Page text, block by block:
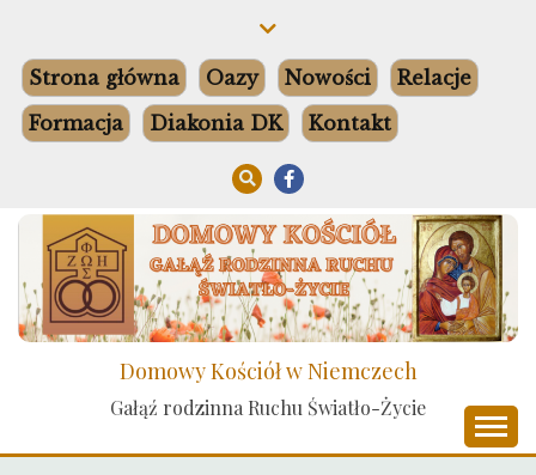
content
Strona główna Oazy Nowości
Relacje
Formacja
Diakonia DK Kontakt
Domowy Kościół w Niemczech
Gałąź rodzinna Ruchu Światło-Życie